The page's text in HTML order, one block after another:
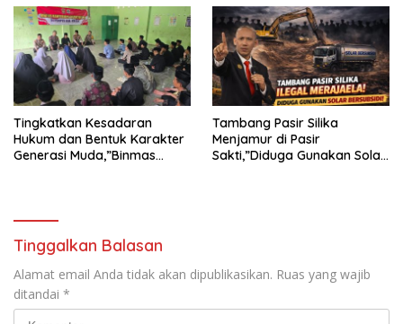
TERHADAP JURNALIS DI
PENGADILAN NEGERI
TANJUNG KARANG.
Tingkatkan Kesadaran
Hukum dan Bentuk Karakter
Generasi Muda,”Binmas
Tambang Pasir Silika
Menjamur di Pasir
Sakti,”Diduga Gunakan Solar
Tinggalkan Balasan
Alamat email Anda tidak akan dipublikasikan. Ruas yang wajib
ditandai *